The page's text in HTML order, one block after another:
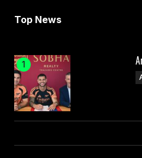
Top News